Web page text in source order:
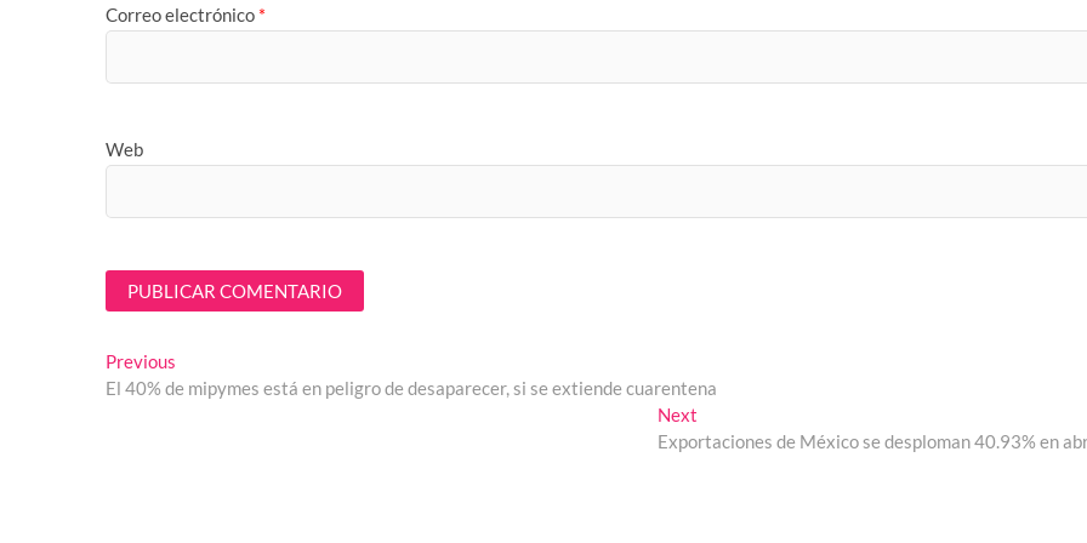
Correo electrónico *
Web
Navegación
de
Previous
post:
El 40% de mipymes está en peligro de desaparecer, si se extiende cuarentena
Next
post:
Exportaciones de México se desploman 40.93% en